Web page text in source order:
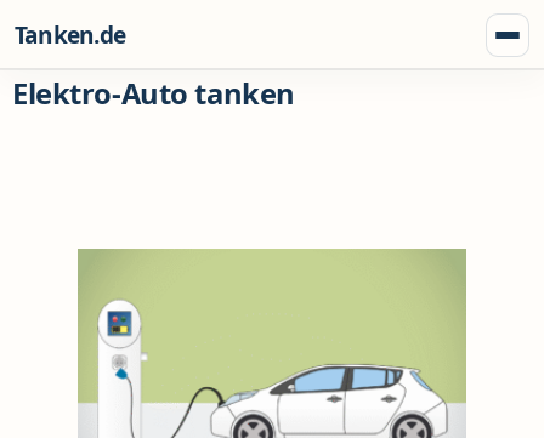
Tanken.de
Elektro-Auto tanken